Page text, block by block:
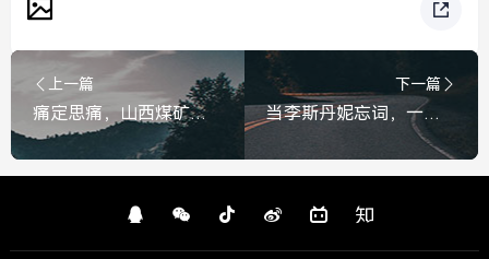
上一篇
痛定思痛，山西煤矿爆炸事故背后隐藏的重大违法行为与安全警钟，山西煤矿爆炸事故，重大违法行为敲响安全警钟
下一篇
当李斯丹妮忘词，一个意外却格外动人的高光时刻，李斯丹妮忘词后的意外高光，格外动人